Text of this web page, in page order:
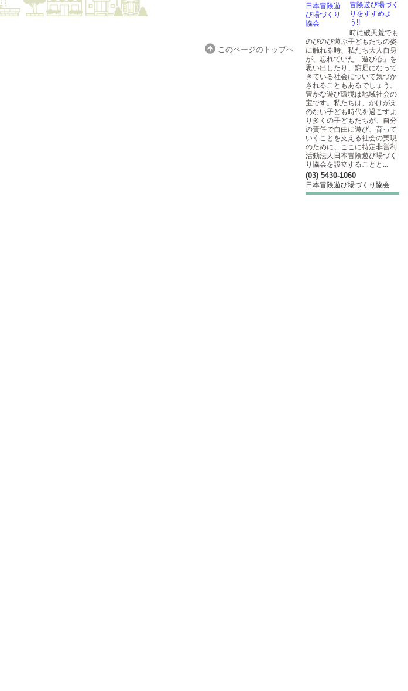
このページのトップへ
冒険遊び場づく
りをすすめよ
う!!
時に破天荒でも
のびのび遊ぶ子どもたちの姿
に触れる時、私たち大人自身
が、忘れていた「遊び心」を
思い出したり、窮屈になって
きている社会について気づか
されることもあるでしょう。
豊かな遊び環境は地域社会の
宝です。私たちは、かけがえ
のない子ども時代を過ごすよ
り多くの子どもたちが、自分
の責任で自由に遊び、育って
いくことを支える社会の実現
のために、ここに特定非営利
活動法人日本冒険遊び場づく
り協会を設立することと...
(03) 5430-1060
日本冒険遊び場づくり協会